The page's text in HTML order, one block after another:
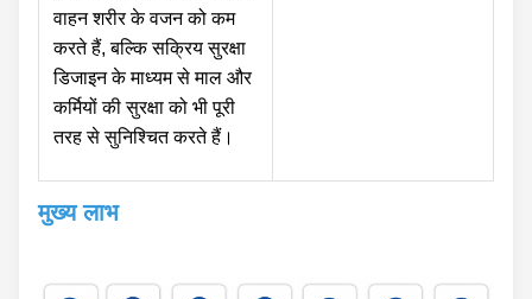
वाहन शरीर के वजन को कम
करते हैं, बल्कि सक्रिय सुरक्षा
डिजाइन के माध्यम से माल और
कर्मियों की सुरक्षा को भी पूरी
तरह से सुनिश्चित करते हैं।
मुख्य लाभ